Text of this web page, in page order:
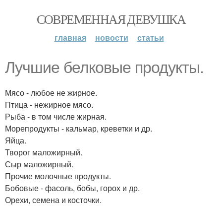
СОВРЕМЕННАЯ ДЕВУШКА
главная новости статьи
Лучшие белковые продукты.
Мясо - любое не жирное.
Птица - нежирное мясо.
Рыба - в том числе жирная.
Морепродукты - кальмар, креветки и др.
Яйца.
Творог маложирный.
Сыр маложирный.
Прочие молочные продукты.
Бобовые - фасоль, бобы, горох и др.
Орехи, семена и косточки.